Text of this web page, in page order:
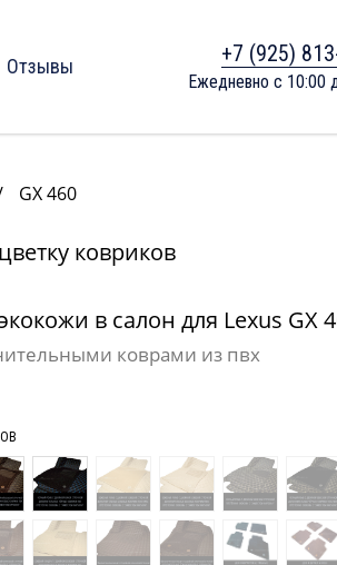
Отзывы +7 (925)
Ежедневно с 10:00
GX 460
ковриков
в салон для Lexus GX
коврами из пвх